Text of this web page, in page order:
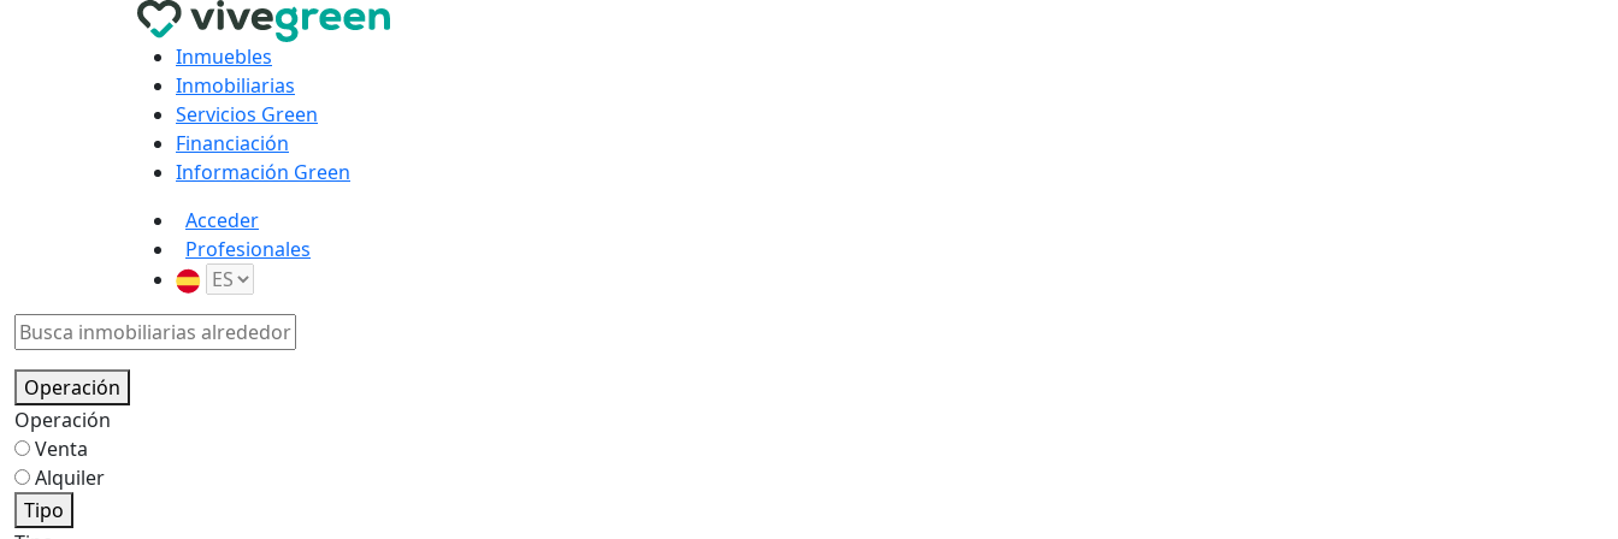
Inmuebles
Inmobiliarias
Servicios Green
Financiación
Información Green
Acceder
Profesionales
Operación
Operación
Venta
Alquiler
Tipo